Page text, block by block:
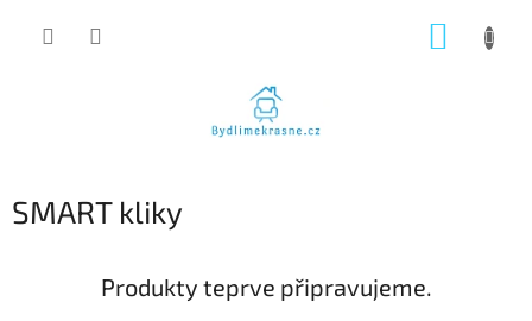
SMART kliky
Produkty teprve připravujeme.